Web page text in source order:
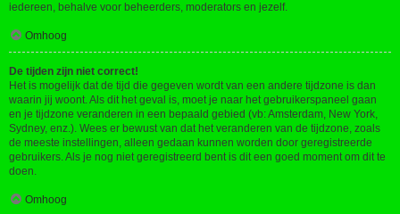
iedereen, behalve voor beheerders, moderators en jezelf.
Omhoog
De tijden zijn niet correct!
Het is mogelijk dat de tijd die gegeven wordt van een andere tijdzone is dan
waarin jij woont. Als dit het geval is, moet je naar het gebruikerspaneel gaan
en je tijdzone veranderen in een bepaald gebied (vb: Amsterdam, New York,
Sydney, enz.). Wees er bewust van dat het veranderen van de tijdzone, zoals
de meeste instellingen, alleen gedaan kunnen worden door geregistreerde
gebruikers. Als je nog niet geregistreerd bent is dit een goed moment om dit te
doen.
Omhoog